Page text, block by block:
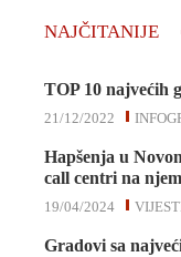
NAJČITANIJE
TOP 10 najvećih
21/12/2022
Hapšenja u
call centri na
19/04/2024
Gradovi sa